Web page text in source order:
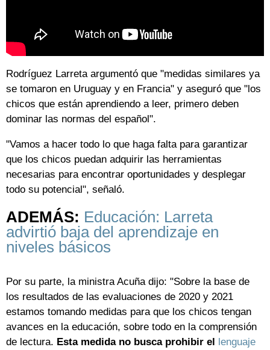
Rodríguez Larreta argumentó que "medidas similares ya
se tomaron en Uruguay y en Francia" y aseguró que "los
chicos que están aprendiendo a leer, primero deben
dominar las normas del español".
"Vamos a hacer todo lo que haga falta para garantizar
que los chicos puedan adquirir las herramientas
necesarias para encontrar oportunidades y desplegar
todo su potencial", señaló.
ADEMÁS: Educación: Larreta
advirtió baja del aprendizaje en
niveles básicos
Por su parte, la ministra Acuña dijo: "Sobre la base de
los resultados de las evaluaciones de 2020 y 2021
estamos tomando medidas para que los chicos tengan
avances en la educación, sobre todo en la comprensión
de lectura. Esta medida no busca prohibir el lenguaje